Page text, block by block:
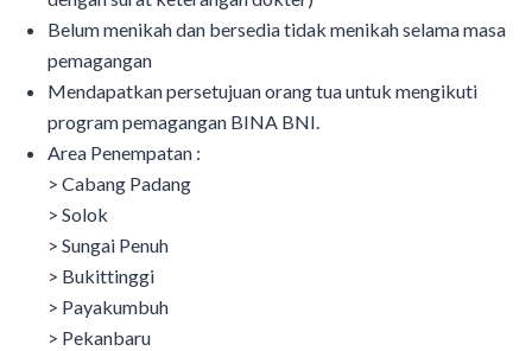
Belum menikah dan bersedia tidak menikah selama masa
pemagangan
Mendapatkan persetujuan orang tua untuk mengikuti
program pemagangan BINA BNI.
Area Penempatan :
> Cabang Padang
> Solok
> Sungai Penuh
> Bukittinggi
> Payakumbuh
> Pekanbaru